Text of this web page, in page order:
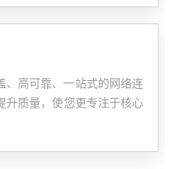
、高可靠、一站式的网络连
升质量，使您更专注于核心